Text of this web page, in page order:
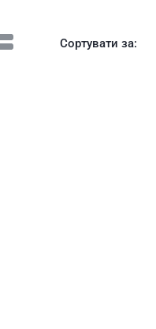
Сортувати за: